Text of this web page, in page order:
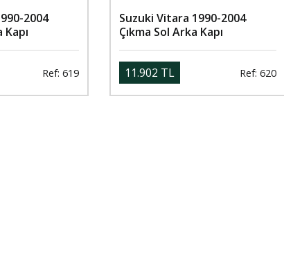
2004
Kapı
Ref: 619
Suzuki Vitara 1990-2004
Çıkma Sol Arka Kapı
11.902 TL Ref: 620